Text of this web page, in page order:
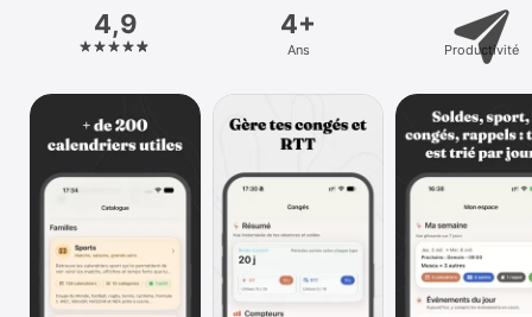
Plateforme
iPhone
iPad
TV
4,9 4+
Ans Productivité